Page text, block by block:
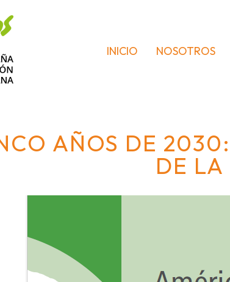
INICIO NOSOTROS
AÑOS DE
DE LA